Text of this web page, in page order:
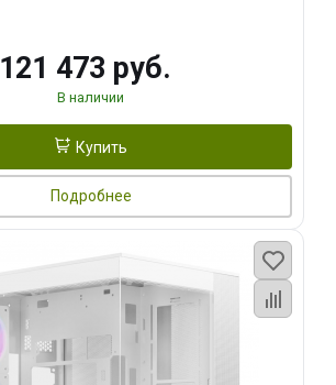
121 473 руб.
В наличии
Купить
Подробнее